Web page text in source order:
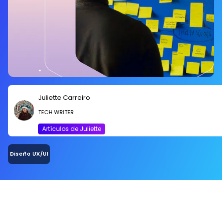
Juliette Carreiro
TECH WRITER
Artículos de Juliette
Diseño UX/UI